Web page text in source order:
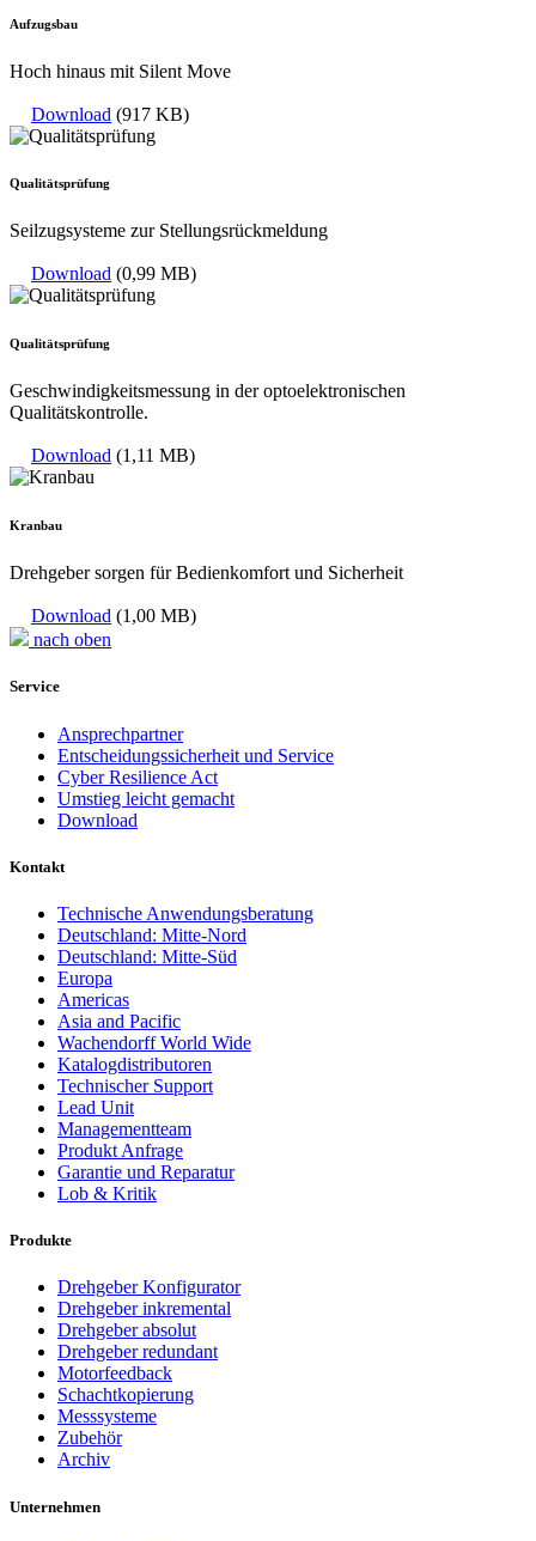
Aufzugsbau
Hoch hinaus mit Silent Move
Download (917 KB)
Qualitätsprüfung
Seilzugsysteme zur Stellungsrückmeldung
Download (0,99 MB)
Qualitätsprüfung
Geschwindigkeitsmessung in der optoelektronischen
Qualitätskontrolle.
Download (1,11 MB)
Kranbau
Drehgeber sorgen für Bedienkomfort und Sicherheit
Download (1,00 MB)
nach oben
Service
Ansprechpartner
Entscheidungssicherheit und Service
Cyber Resilience Act
Umstieg leicht gemacht
Download
Kontakt
Technische Anwendungsberatung
Deutschland: Mitte-Nord
Deutschland: Mitte-Süd
Europa
Americas
Asia and Pacific
Wachendorff World Wide
Katalogdistributoren
Technischer Support
Lead Unit
Managementteam
Produkt Anfrage
Garantie und Reparatur
Lob & Kritik
Produkte
Drehgeber Konfigurator
Drehgeber inkremental
Drehgeber absolut
Drehgeber redundant
Motorfeedback
Schachtkopierung
Messsysteme
Zubehör
Archiv
Unternehmen